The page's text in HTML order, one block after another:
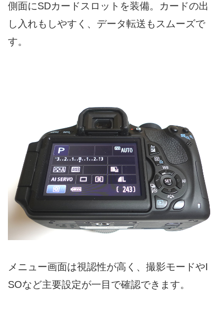
側面にSDカードスロットを装備。カードの出
し入れもしやすく、データ転送もスムーズで
す。
メニュー画面は視認性が高く、撮影モードやI
SOなど主要設定が一目で確認できます。